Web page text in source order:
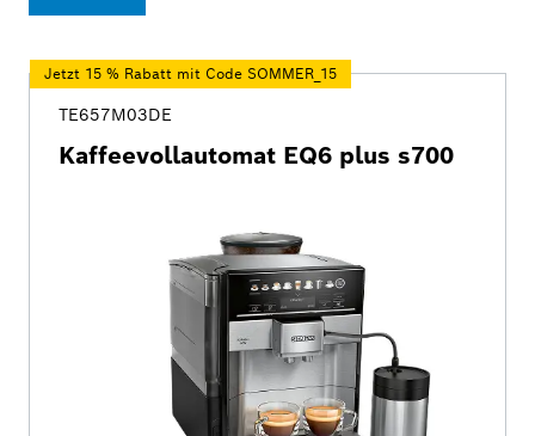
Jetzt 15 % Rabatt mit Code SOMMER_15
TE657M03DE
Kaffeevollautomat EQ6 plus s700